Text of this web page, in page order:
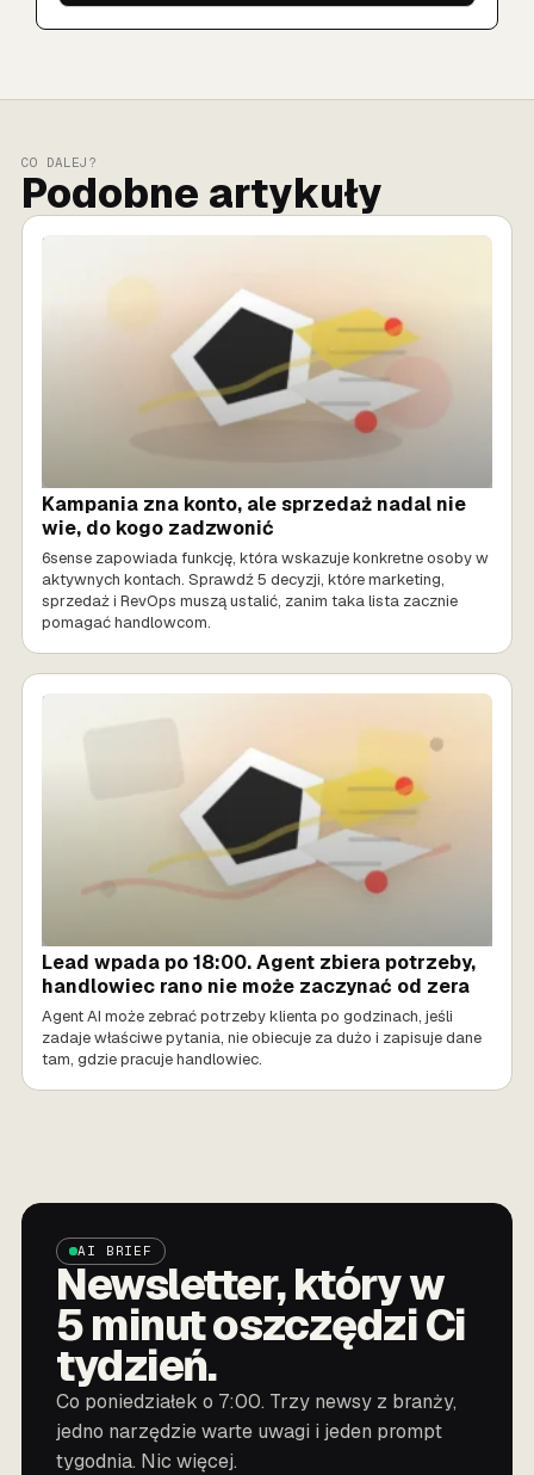
CO DALEJ?
Podobne artykuły
SPRZEDAŻ AI
Kampania zna konto, ale sprzedaż nadal nie
wie, do kogo zadzwonić
6sense zapowiada funkcję, która wskazuje konkretne osoby w
aktywnych kontach. Sprawdź 5 decyzji, które marketing,
sprzedaż i RevOps muszą ustalić, zanim taka lista zacznie
pomagać handlowcom.
SPRZEDAŻ AI
Lead wpada po 18:00. Agent zbiera potrzeby,
handlowiec rano nie może zaczynać od zera
Agent AI może zebrać potrzeby klienta po godzinach, jeśli
zadaje właściwe pytania, nie obiecuje za dużo i zapisuje dane
tam, gdzie pracuje handlowiec.
AI BRIEF
Newsletter, który w
5 minut oszczędzi Ci
tydzień.
Co poniedziałek o 7:00. Trzy newsy z branży,
jedno narzędzie warte uwagi i jeden prompt
tygodnia. Nic więcej.